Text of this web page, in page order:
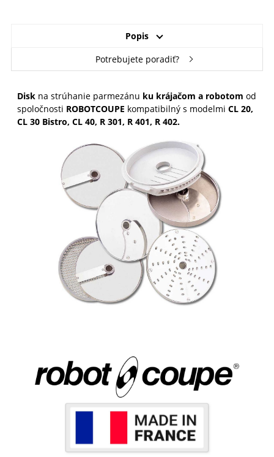
Popis
Potrebujete poradiť?
Diskna strúhanie parmezánu ku krájačom a robotom od
spoločnosti ROBOTCOUPE kompatibilný s modelmi CL 20,
CL 30 Bistro, CL 40, R 301, R 401, R 402.